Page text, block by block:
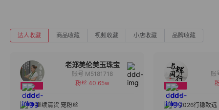
达人收藏 商品收藏 视频收藏 小店收藏 品牌收藏
老郑美伦美玉珠宝
备注
账号 M5181718
粉丝 40.65w
继续清货 宠粉丝
2026行稳致远